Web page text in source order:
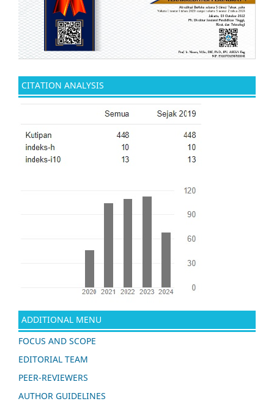
CITATION ANALYSIS
ADDITIONAL MENU
FOCUS AND SCOPE
EDITORIAL TEAM
PEER-REVIEWERS
AUTHOR GUIDELINES